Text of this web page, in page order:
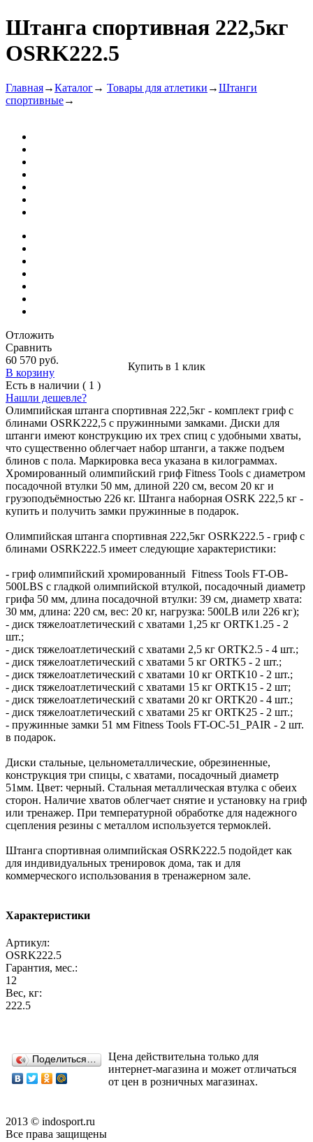
Штанга спортивная 222,5кг
OSRK222.5
Главная→Каталог→ Товары для атлетики →Штанги
спортивные→
Отложить
Сравнить
60 570 руб.
В корзину
Купить в 1 клик
Есть в наличии ( 1 )
Нашли дешевле?
Олимпийская штанга спортивная 222,5кг - комплект гриф с
блинами OSRK222,5 с пружинными замками. Диски для
штанги имеют конструкцию их трех спиц с удобными хваты,
что существенно облегчает набор штанги, а также подъем
блинов с пола. Маркировка веса указана в килограммах.
Хромированный олимпийский гриф Fitness Tools c диаметром
посадочной втулки 50 мм, длиной 220 см, весом 20 кг и
грузоподъёмностью 226 кг. Штанга наборная OSRK 222,5 кг -
купить и получить замки пружинные в подарок.
Олимпийская штанга спортивная 222,5кг OSRK222.5 - гриф с
блинами OSRK222.5 имеет следующие характеристики:
- гриф олимпийский хромированный Fitness Tools FT-OB-
500LBS с гладкой олимпийской втулкой, посадочный диаметр
грифа 50 мм, длина посадочной втулки: 39 см, диаметр хвата:
30 мм, длина: 220 см, вес: 20 кг, нагрузка: 500LB или 226 кг);
- диск тяжелоатлетический с хватами 1,25 кг ORTK1.25 - 2
шт.;
- диск тяжелоатлетический с хватами 2,5 кг ORTK2.5 - 4 шт.;
- диск тяжелоатлетический с хватами 5 кг ORTK5 - 2 шт.;
- диск тяжелоатлетический с хватами 10 кг ORTK10 - 2 шт.;
- диск тяжелоатлетический с хватами 15 кг ORTK15 - 2 шт;
- диск тяжелоатлетический с хватами 20 кг ORTK20 - 4 шт.;
- диск тяжелоатлетический с хватами 25 кг ORTK25 - 2 шт.;
- пружинные замки 51 мм Fitness Tools FT-OC-51_PAIR - 2 шт.
в подарок.
Диски стальные, цельнометаллические, обрезиненные,
конструкция три спицы, с хватами, посадочный диаметр
51мм. Цвет: черный. Стальная металлическая втулка с обеих
сторон. Наличие хватов облегчает снятие и установку на гриф
или тренажер. При температурной обработке для надежного
сцепления резины с металлом используется термоклей.
Штанга спортивная олимпийская OSRK222.5 подойдет как
для индивидуальных тренировок дома, так и для
коммерческого использования в тренажерном зале.
Характеристики
Артикул:
OSRK222.5
Гарантия, мес.:
12
Вес, кг:
222.5
Поделиться…
Цена действительна только для
интернет-магазина и может отличаться
от цен в розничных магазинах.
2013 © indosport.ru
Все права защищены